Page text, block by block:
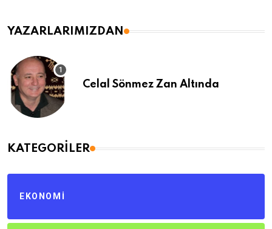
YAZARLARIMIZDAN
Celal Sönmez Zan Altında
KATEGORILER
EKONOMI